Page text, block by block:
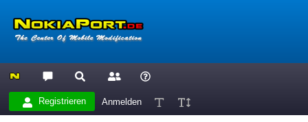
Registrieren Anmelden